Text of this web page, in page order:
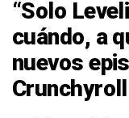
“Solo
cuándo, a
nuevos
Crunchyroll